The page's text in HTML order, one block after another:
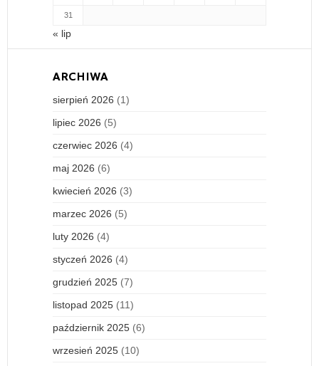
31
« lip
ARCHIWA
sierpień 2026 (1)
lipiec 2026 (5)
czerwiec 2026 (4)
maj 2026 (6)
kwiecień 2026 (3)
marzec 2026 (5)
luty 2026 (4)
styczeń 2026 (4)
grudzień 2025 (7)
listopad 2025 (11)
październik 2025 (6)
wrzesień 2025 (10)